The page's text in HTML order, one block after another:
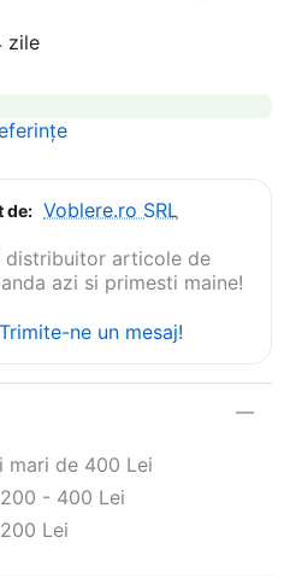
zile
de: Voblere.ro SRL
distribuitor articole de
azi si primesti maine!
ne un mesaj!
mari de 400 Lei
- 400 Lei
Lei